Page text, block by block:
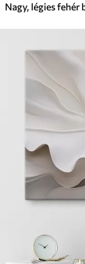
Nagy, légies fehér